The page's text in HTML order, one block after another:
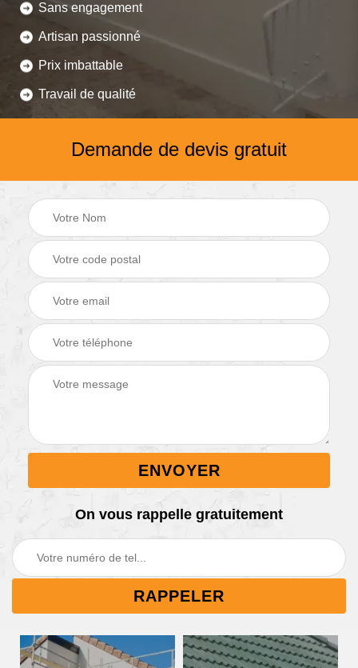
Sans engagement
Artisan passionné
Prix imbattable
Travail de qualité
Demande de devis gratuit
On vous rappelle gratuitement